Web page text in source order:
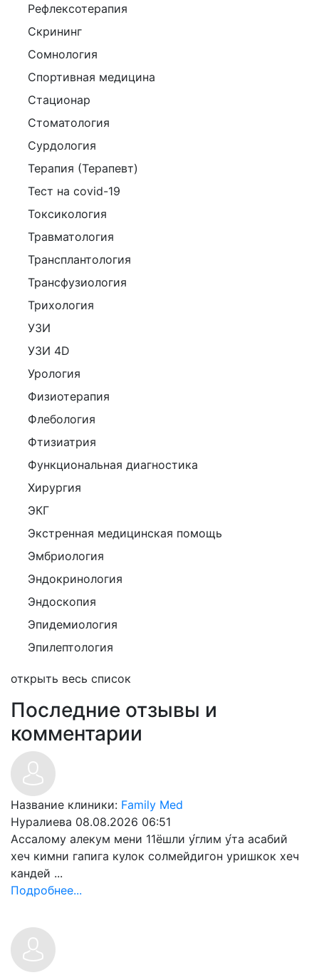
Рефлексотерапия
Скрининг
Сомнология
Спортивная медицина
Стационар
Стоматология
Сурдология
Терапия (Терапевт)
Тест на covid-19
Токсикология
Травматология
Трансплантология
Трансфузиология
Трихология
УЗИ
УЗИ 4D
Урология
Физиотерапия
Флебология
Фтизиатрия
Функциональная диагностика
Хирургия
ЭКГ
Экстренная медицинская помощь
Эмбриология
Эндокринология
Эндоскопия
Эпидемиология
Эпилептология
открыть весь список
Последние отзывы и
комментарии
Название клиники: Family Med
Нуралиева 08.08.2026 06:51
Ассалому алекум мени 11ёшли у́глим у́та асабий
хеч кимни гапига кулок солмейдигон уришкок хеч
кандей ...
Подробнее...